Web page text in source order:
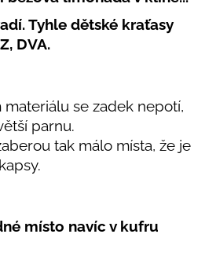
Tyhle dětské kraťasy
DVA.
se zadek nepotí,
parnu.
tak málo místa, že je
místo navíc v kufru